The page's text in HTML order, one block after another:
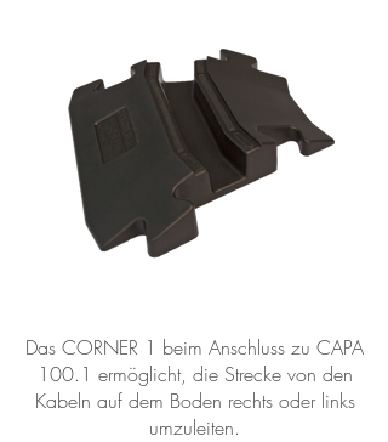
Das CORNER 1 beim Anschluss zu CAPA
100.1 ermöglicht, die Strecke von den
Kabeln auf dem Boden rechts oder links
umzuleiten.